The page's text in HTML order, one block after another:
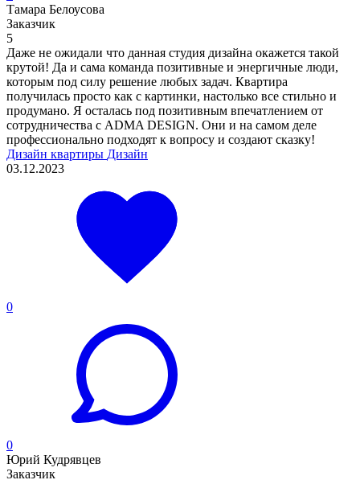
Тамара Белоусова
Заказчик
5
Даже не ожидали что данная студия дизайна окажется такой
крутой! Да и сама команда позитивные и энергичные люди,
которым под силу решение любых задач. Квартира
получилась просто как с картинки, настолько все стильно и
продумано. Я осталась под позитивным впечатлением от
сотрудничества с ADMA DESIGN. Они и на самом деле
профессионально подходят к вопросу и создают сказку!
Дизайн квартиры Дизайн
03.12.2023
0
0
Юрий Кудрявцев
Заказчик